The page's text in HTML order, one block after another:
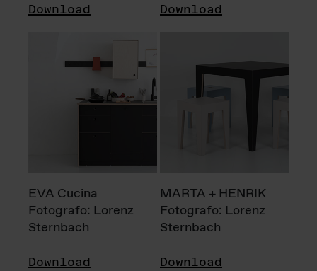
Download Download
EVA Cucina
Fotografo: Lorenz
Sternbach
Download
MARTA + HENRIK
Fotografo: Lorenz
Sternbach
Download